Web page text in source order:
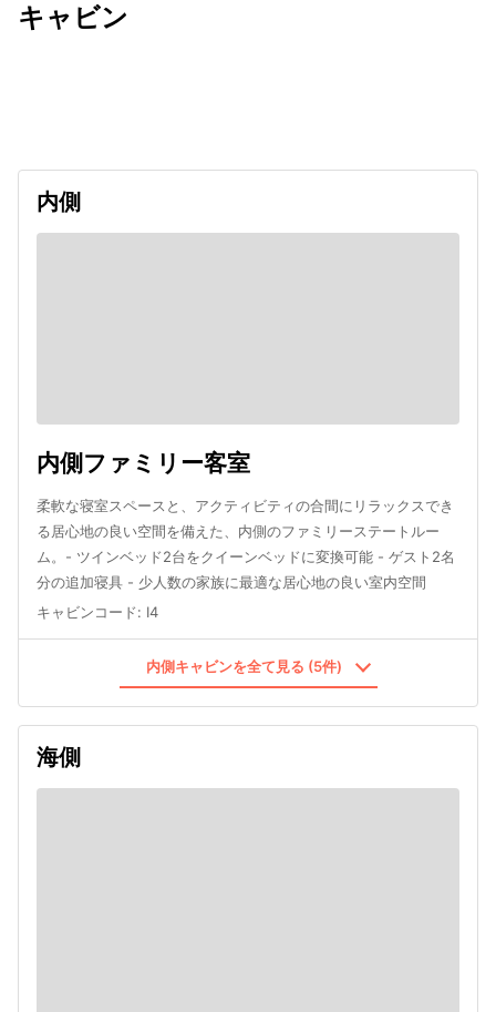
キャビン
内側
内側ファミリー客室
柔軟な寝室スペースと、アクティビティの合間にリラックスでき
る居心地の良い空間を備えた、内側のファミリーステートルー
ム。- ツインベッド2台をクイーンベッドに変換可能 - ゲスト2名
分の追加寝具 - 少人数の家族に最適な居心地の良い室内空間
キャビンコード: I4
内側キャビンを全て見る (5件)
海側